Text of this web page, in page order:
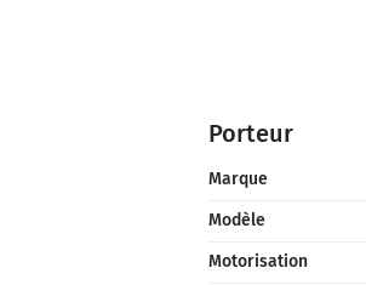
Porteur
Marque
Modèle
Motorisation